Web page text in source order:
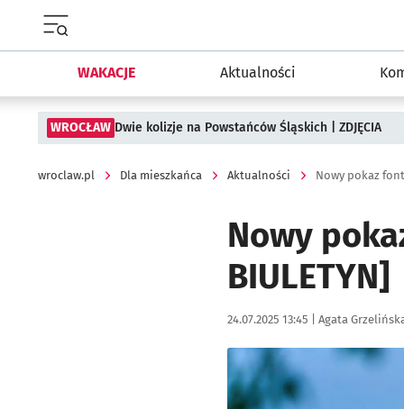
WAKACJE Aktualności
WROCŁAW Dwie kolizje na Powstańców Śląskich | ZDJĘCIA
wroclaw.pl Dla mieszkańca Aktualności Nowy pokaz
Nowy
BIULETYN]
Data publikacji:
24.07.2025 13:45 | Autor:
Agata
Kliknij, aby powiększyć